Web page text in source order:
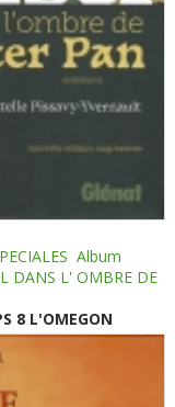
Album
DANS L' OMBRE DE
8 L'OMEGON